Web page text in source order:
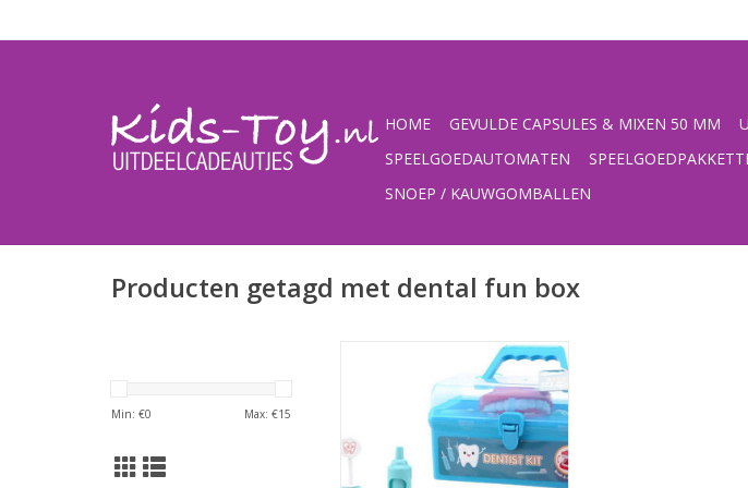
HOME GEVULDE CAPSULES & MIXEN 50 MM
SPEELGOEDAUTOMATEN
SNOEP / KAUWGOMBALLEN
Producten getagd met dental fun box
Min: €0 Max: €15
voor de kleine tandarts in spe,
een uitgebreide ,,tandarts set,, in
koffer
TOEVOEGEN AAN WINKELWAGEN